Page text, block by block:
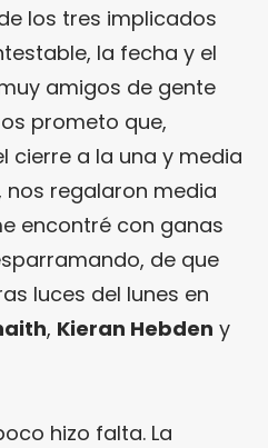
los tres implicados
la fecha y el
amigos de gente
prometo que,
cierre a la una y media
regalaron media
encontré con ganas
de que
luces del lunes en
, Kieran Hebden y
hizo falta. La